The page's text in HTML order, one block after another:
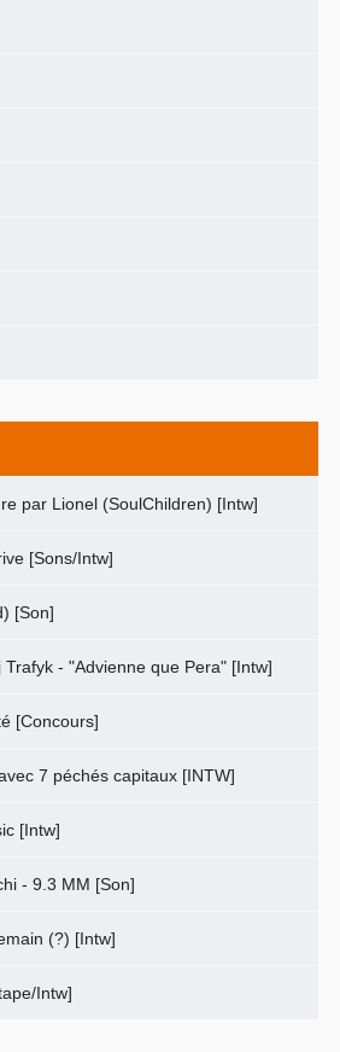
par Lionel (SoulChildren) [Intw]
[Sons/Intw]
[Son]
- "Advienne que Pera" [Intw]
[Concours]
7 péchés capitaux [INTW]
[Intw]
- 9.3 MM [Son]
(?) [Intw]
Intw]